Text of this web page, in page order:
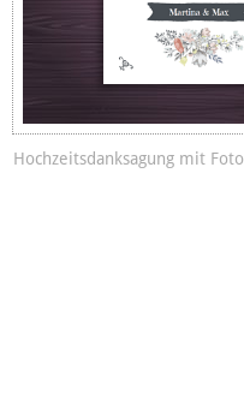
Hochzeitsdanksagung mit Foto